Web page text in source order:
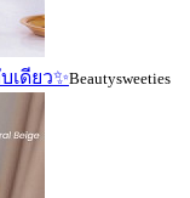
เดียว✨Beautysweeties